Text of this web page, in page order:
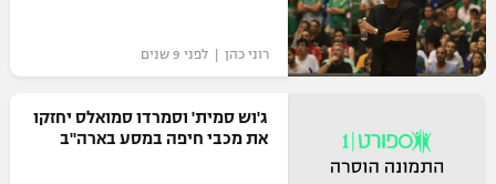
המגזין
רוני כהן | לפני 9 שנים
ג'וש סמית' וסמרדו סמואלס יחזקו
את מכבי חיפה במסע בארה"ב